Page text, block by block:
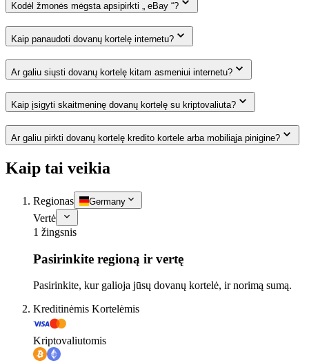
Kodėl žmonės mėgsta apsipirkti „ eBay “?
Kaip panaudoti dovanų kortelę internetu?
Ar galiu siųsti dovanų kortelę kitam asmeniui internetu?
Kaip įsigyti skaitmeninę dovanų kortelę su kriptovaliuta?
Ar galiu pirkti dovanų kortelę kredito kortele arba mobiliąja pinigine?
Kaip tai veikia
Regionas Germany
Vertė
1 žingsnis
Pasirinkite regioną ir vertę
Pasirinkite, kur galioja jūsų dovanų kortelė, ir norimą sumą.
Kreditinėmis Kortelėmis
Kriptovaliutomis